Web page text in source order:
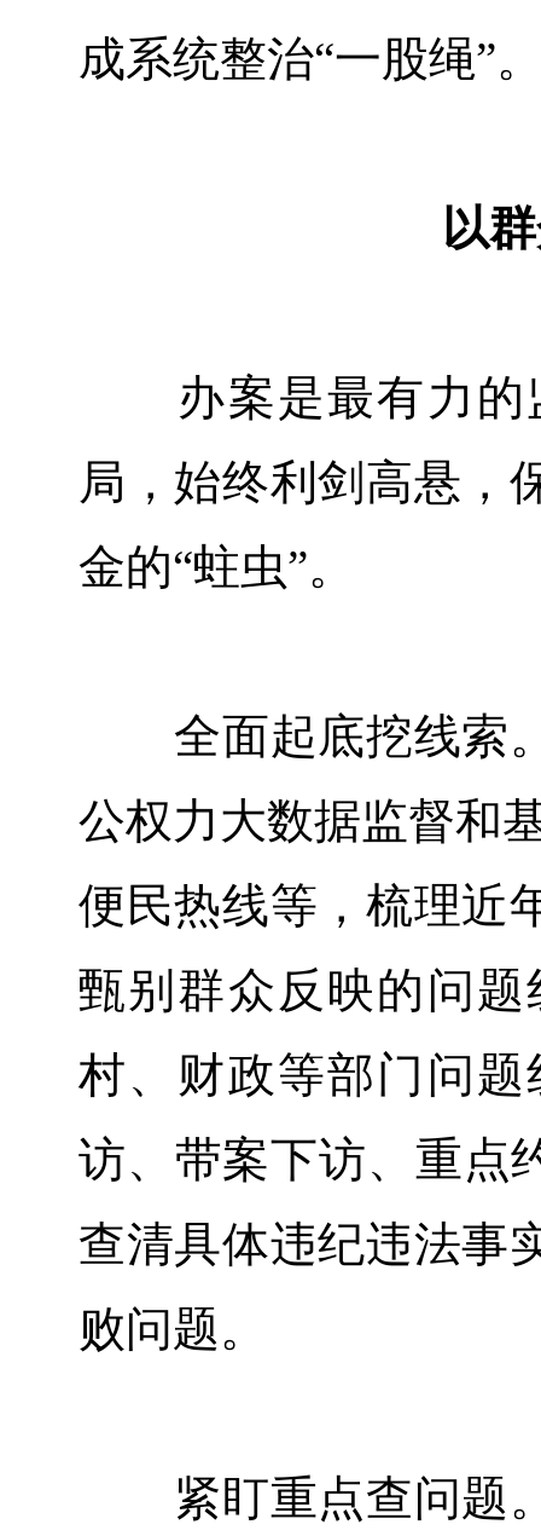
成系统整治“一股绳”
以
办案是最有力的
局，始终利剑高悬，
金的“蛀虫”。
全面起底挖线索。
公权力大数据监督和
便民热线等，梳理近
甄别群众反映的问
村、财政等部门问
访、带案下访、重点
查清具体违纪违法事
败问题。
紧盯重点查问题。